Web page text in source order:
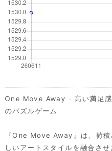
One Move Away - 高い満足感
のパズルゲーム
『One Move Away』は、荷
しいアートスタイルを融合さ